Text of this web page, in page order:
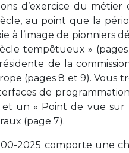
d’exercice du
au point que la
à l’image de
tempêtueux » (pages
de la
(pages 8 et 9). Vous
de
et un « Point de vue
(page 7).
2025 comporte une